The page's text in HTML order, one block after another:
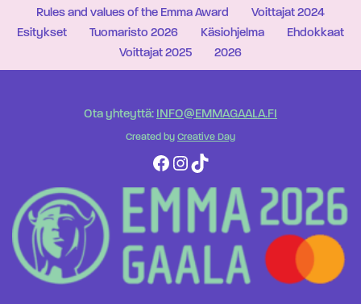
Rules and values of the Emma Award
Voittajat 2024
Esitykset
Tuomaristo 2026 Käsiohjelma
Ehdokkaat
Voittajat 2025
2026
Ota yhteyttä: INFO@EMMAGAALA.FI
Created by Creative Day